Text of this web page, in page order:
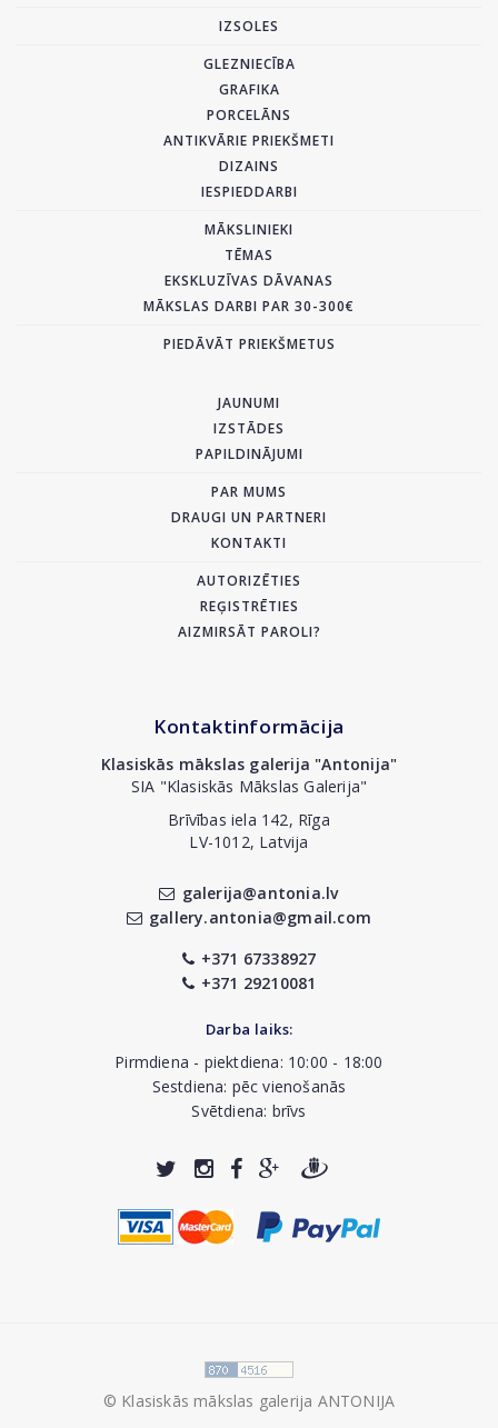
IZSOLES
GLEZNIECĪBA
GRAFIKA
PORCELĀNS
ANTIKVĀRIE PRIEKŠMETI
DIZAINS
IESPIEDDARBI
MĀKSLINIEKI
TĒMAS
EKSKLUZĪVAS DĀVANAS
MĀKSLAS DARBI PAR 30-300€
PIEDĀVĀT PRIEKŠMETUS
JAUNUMI
IZSTĀDES
PAPILDINĀJUMI
PAR MUMS
DRAUGI UN PARTNERI
KONTAKTI
AUTORIZĒTIES
REĢISTRĒTIES
AIZMIRSĀT PAROLI?
Kontaktinformācija
Klasiskās mākslas galerija "Antonija"
SIA "Klasiskās Mākslas Galerija"
Brīvības iela 142, Rīga
LV-1012, Latvija
galerija@antonia.lv
gallery.antonia@gmail.com
+371 67338927
+371 29210081
Darba laiks:
Pirmdiena - piektdiena: 10:00 - 18:00
Sestdiena: pēc vienošanās
Svētdiena: brīvs
© Klasiskās mākslas galerija ANTONIJA